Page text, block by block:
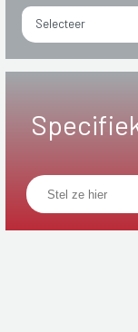
Selecteer